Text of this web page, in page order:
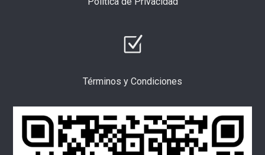
Términos y Condiciones